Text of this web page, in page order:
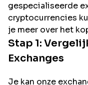
gespecialiseerde
cryptocurrencies
je meer over het
Stap 1:
Exchanges
Je kan onze